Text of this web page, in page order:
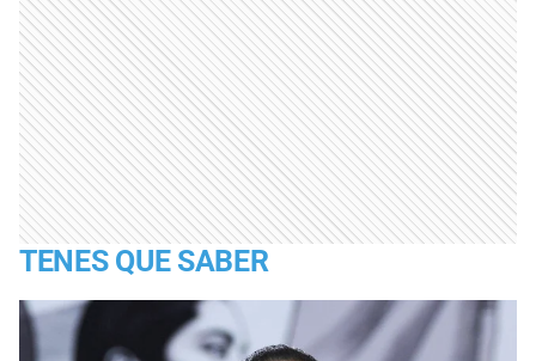
TENES QUE SABER